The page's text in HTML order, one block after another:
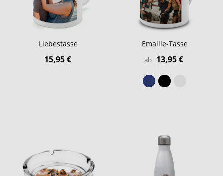
Liebestasse
15,95 €
Emaille-Tasse
ab 13,95 €